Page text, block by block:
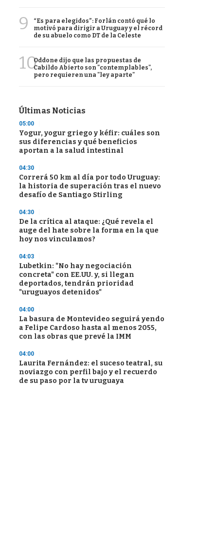
9
“Es para elegidos”: Forlán contó qué lo
motivó para dirigir a Uruguay y el récord
de su abuelo como DT de la Celeste
10Oddone dijo que las propuestas de
Cabildo Abierto son "contemplables",
pero requieren una "ley aparte"
Últimas Noticias
05:00
Yogur, yogur griego y kéfir: cuáles son
sus diferencias y qué beneficios
aportan a la salud intestinal
04:30
Correrá 50 km al día por todo Uruguay:
la historia de superación tras el nuevo
desafío de Santiago Stirling
04:30
De la crítica al ataque: ¿Qué revela el
auge del hate sobre la forma en la que
hoy nos vinculamos?
04:03
Lubetkin: "No hay negociación
concreta" con EE.UU. y, si llegan
deportados, tendrán prioridad
"uruguayos detenidos"
04:00
La basura de Montevideo seguirá yendo
a Felipe Cardoso hasta al menos 2055,
con las obras que prevé la IMM
04:00
Laurita Fernández: el suceso teatral, su
noviazgo con perfil bajo y el recuerdo
de su paso por la tv uruguaya